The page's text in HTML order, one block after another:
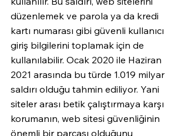
düzenlemek ve parola ya da kredi
kartı numarası gibi güvenli kullanıcı
giriş bilgilerini toplamak için de
kullanılabilir. Ocak 2020 ile Haziran
2021 arasında bu türde 1.019 milyar
saldırı olduğu tahmin ediliyor. Yani
siteler arası betik çalıştırmaya karşı
korumanın, web sitesi güvenliğinin
önemli bir parçası olduğunu